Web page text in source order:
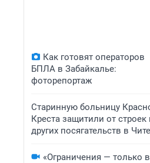
Как готовят операторов
БПЛА в Забайкалье:
фоторепортаж
Старинную больницу
Креста защитили от строек
других посягательств в Чите
«Ограничения — только в